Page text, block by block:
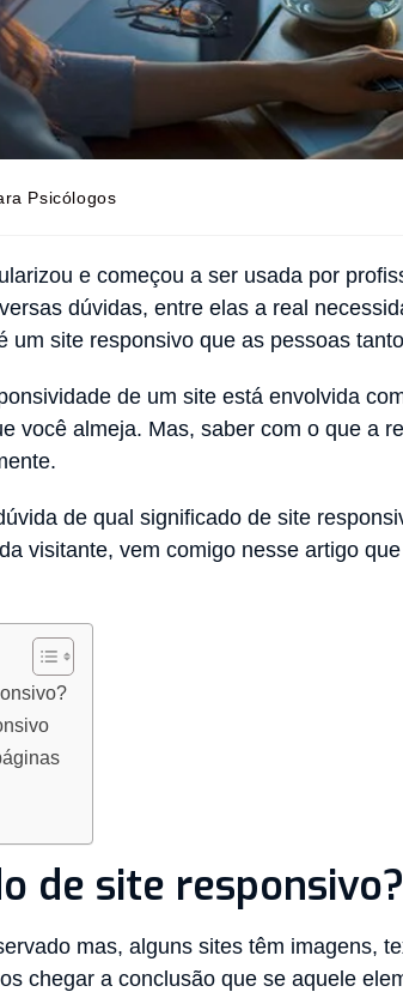
Psicólogos
e começou a ser usada por
dúvidas, entre elas a real
um site responsivo que as pessoas
de um site está envolvida
você almeja. Mas, saber com o que a
de qual significado de site
visitante, vem comigo nesse artigo
de site responsivo?
mas, alguns sites têm imagens,
chegar a conclusão que se aquele